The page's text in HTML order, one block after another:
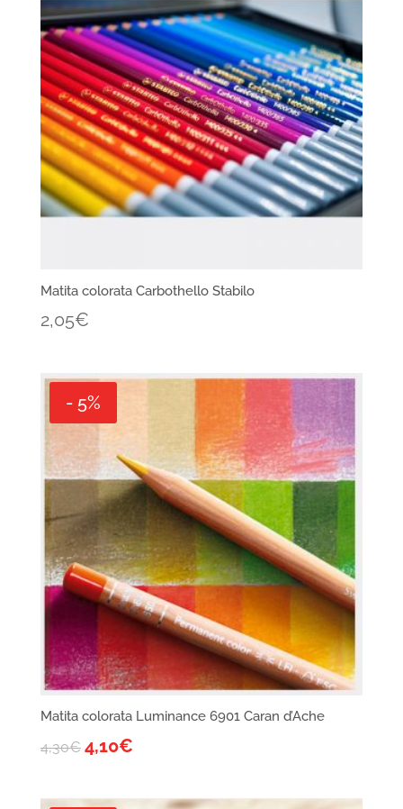
Matita colorata Carbothello Stabilo
2,05€
- 5%
Matita colorata Luminance 6901 Caran d’Ache
4,30€ 4,10€